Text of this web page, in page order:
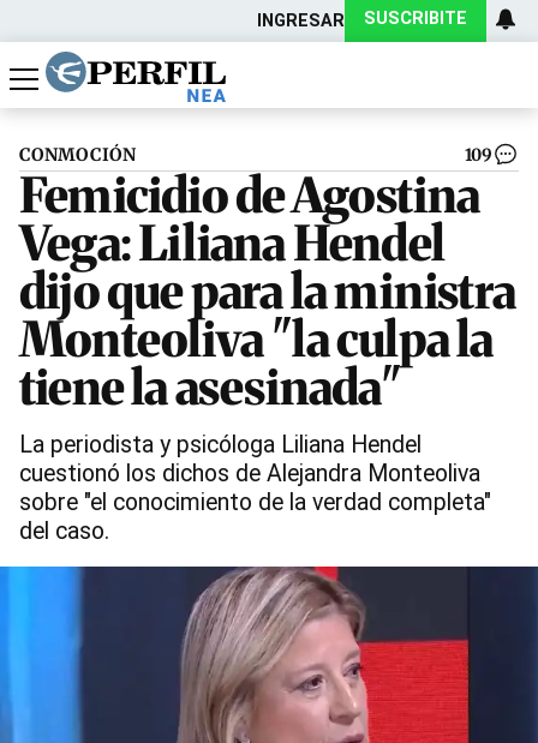
INGRESAR SUSCRIBITE
Política
Economía
Actualidad
CONMOCIÓN 109
Femicidio de Agostina
Vega: Liliana Hendel
dijo que para la ministra
Monteoliva "la culpa la
tiene la asesinada"
La periodista y psicóloga Liliana Hendel
cuestionó los dichos de Alejandra Monteoliva
sobre "el conocimiento de la verdad completa"
del caso.